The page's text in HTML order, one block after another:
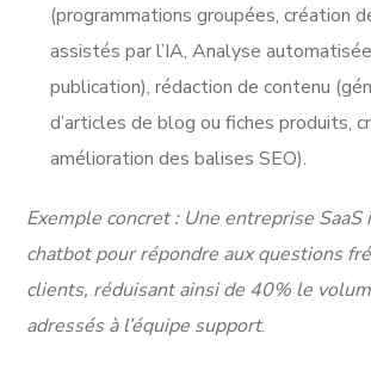
(programmations groupées, création
assistés par l’IA, Analyse
publication), rédaction de contenu
d’articles de blog ou fiches produits,
amélioration des balises SEO).
Exemple concret : Une entreprise
chatbot pour répondre aux questions
clients, réduisant ainsi de 40% le
adressés à l’équipe support.